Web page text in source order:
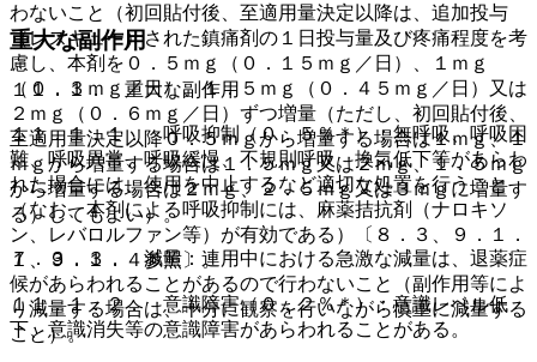
重大な副作用
１１．１． 重大な副作用
１１．１．１． 呼吸抑制（０．５％＊）：無呼吸、呼吸困
難、呼吸異常、呼吸緩慢、不規則呼吸、換気低下等があらわ
れた場合には、使用を中止するなど適切な処置を行うこと
（なお、本剤による呼吸抑制には、麻薬拮抗剤（ナロキソ
ン、レバロルファン等）が有効である）〔８．３、９．１．
１、９．１．４参照〕。
１１．１．２． 意識障害（０．２％＊）：意識レベル低
下、意識消失等の意識障害があらわれることがある。
わないこと（初回貼付後、至適用量決定以降は、追加投与
（レスキュー）された鎮痛剤の１日投与量及び疼痛程度を考
慮し、本剤を０．５ｍｇ（０．１５ｍｇ／日）、１ｍｇ
（０．３ｍｇ／日）、１．５ｍｇ（０．４５ｍｇ／日）又は
２ｍｇ（０．６ｍｇ／日）ずつ増量（ただし、初回貼付後、
至適用量決定以降０．５ｍｇから増量する場合は１ｍｇ、１
ｍｇから増量する場合は１．５ｍｇ又は２ｍｇ、１．５ｍｇ
から増量する場合は２ｍｇ、２．５ｍｇ又は３ｍｇに増量す
る）してもよい）。
７．３．３． 減量：連用中における急激な減量は、退薬症
候があらわれることがあるので行わないこと（副作用等によ
り減量する場合は、十分に観察を行いながら慎重に減量する
こと）。